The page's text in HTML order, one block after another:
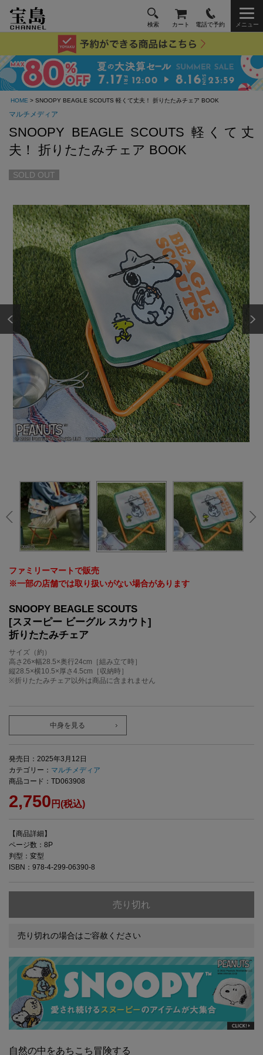
検索 カート 電話で予約 メニュー
HOME > SNOOPY BEAGLE SCOUTS 軽くて丈夫！ 折りたたみチェア BOOK
マルチメディア
SNOOPY BEAGLE SCOUTS 軽くて丈
夫！ 折りたたみチェア BOOK
SOLD OUT
ファミリーマートで販売
※一部の店舗では取り扱いがない場合があります
SNOOPY BEAGLE SCOUTS
[スヌーピー ビーグル スカウト]
折りたたみチェア
サイズ（約）
高さ26×幅28.5×奥行24cm［組み立て時］
縦28.5×横10.5×厚さ4.5cm［収納時］
※折りたたみチェア以外は商品に含まれません
中身を見る
発売日：2025年3月12日
カテゴリー： マルチメディア
商品コード：TD063908
2,750 円(税込)
【商品詳細】
ページ数：8P
判型：変型
ISBN：978-4-299-06390-8
売り切れ
売り切れの場合はご容赦ください
自然の中をあちこち冒険する